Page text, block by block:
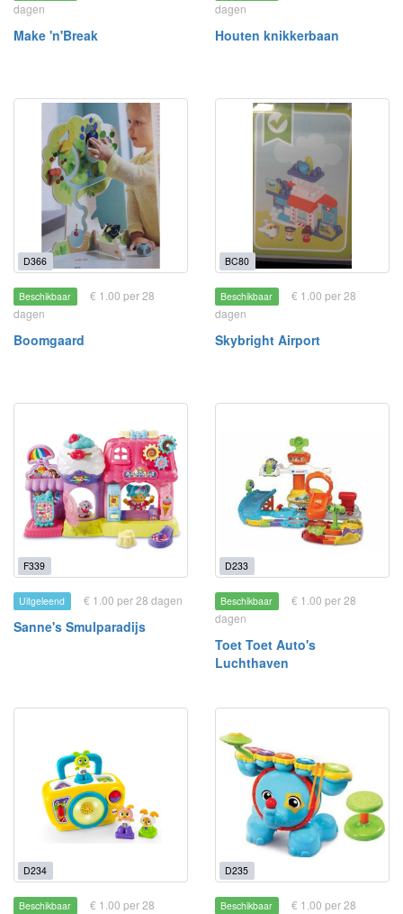
dagen
Make 'n'Break
dagen
Houten knikkerbaan
D366
Beschikbaar
€ 1.00 per 28
dagen
Boomgaard
BC80
Beschikbaar
€ 1.00 per 28
dagen
Skybright Airport
F339
Uitgeleend € 1.00 per 28 dagen
Sanne's Smulparadijs
D233
Beschikbaar
€ 1.00 per 28
dagen
Toet Toet Auto's
Luchthaven
D234
Beschikbaar
€ 1.00 per 28
D235
Beschikbaar
€ 1.00 per 28